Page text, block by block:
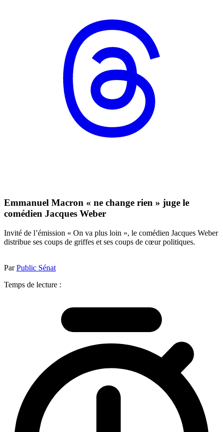
Emmanuel Macron « ne change rien » juge le
comédien Jacques Weber
Invité de l’émission « On va plus loin », le comédien Jacques Weber
distribue ses coups de griffes et ses coups de cœur politiques.
ParPublic Sénat
Temps de lecture :